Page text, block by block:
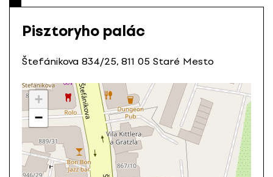
Pisztoryho palác
Štefánikova 834/25, 811 05 Staré Mesto
+
−